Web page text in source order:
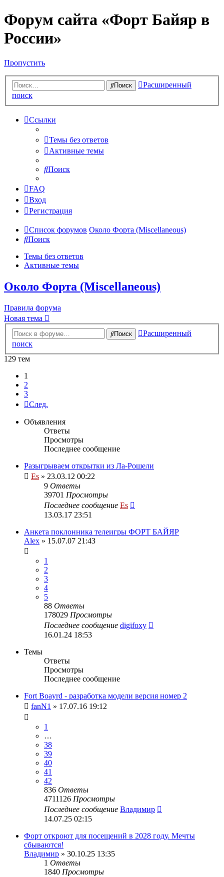
Форум сайта «Форт Байяр в
России»
Пропустить
Поиск
Расширенный
поиск
Ссылки
Темы без ответов
Активные темы
Поиск
FAQ
Вход
Регистрация
Список форумов Около Форта (Miscellaneous)
Поиск
Темы без ответов
Активные темы
Около Форта (Miscellaneous)
Правила форума
Новая тема
Поиск
Расширенный
поиск
129 тем
1
2
3
След.
Объявления
Ответы
Просмотры
Последнее сообщение
Разыгрываем открытки из Ла-Рошели
Es » 23.03.12 00:22
9 Ответы
39701 Просмотры
Последнее сообщение Es
13.03.17 23:51
Анкета поклонника телеигры ФОРТ БАЙЯР
Alex » 15.07.07 21:43
1
2
3
4
5
88 Ответы
178029 Просмотры
Последнее сообщение digifoxy
16.01.24 18:53
Темы
Ответы
Просмотры
Последнее сообщение
Fort Boayrd - разработка модели версия номер 2
fanN1 » 17.07.16 19:12
1
…
38
39
40
41
42
836 Ответы
4711126 Просмотры
Последнее сообщение Владимир
14.07.25 02:15
Форт откроют для посещений в 2028 году. Мечты
сбываются!
Владимир » 30.10.25 13:35
1 Ответы
1840 Просмотры